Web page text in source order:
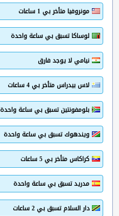
مونروفيا متأخر بي 1 ساعات
لوساكا تسبق بي ساعة واحدة
نيامي لا يوجد فارق
لاس بيدراس متأخر بي 4 ساعات
بلومفونتين تسبق بي ساعة واحدة
ويندهوك تسبق بي ساعة واحدة
كراكاس متأخر بي 5 ساعات
مدريد تسبق بي ساعة واحدة
دار السلام تسبق بي 2 ساعات